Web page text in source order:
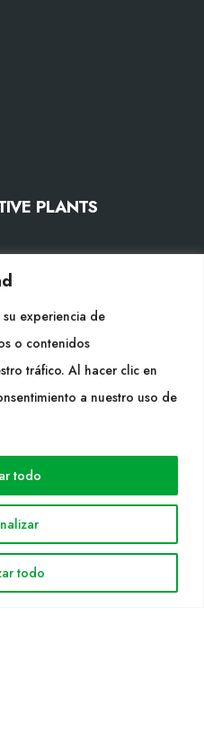
experiencia de
o contenidos
tráfico. Al hacer clic en
a nuestro uso de
todo
todo
PLANTS